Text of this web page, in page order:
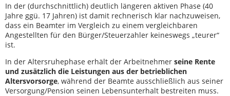
In der (durchschnittlich) deutlich längeren aktiven Phase (40
Jahre ggü. 17 Jahren) ist damit rechnerisch klar nachzuweisen,
dass ein Beamter im Vergleich zu einem vergleichbaren
Angestellten für den Bürger/Steuerzahler keineswegs „teurer“
ist.
In der Altersruhephase erhält der Arbeitnehmer seine Rente
und zusätzlich die Leistungen aus der betrieblichen
Altersvorsorge, während der Beamte ausschließlich aus seiner
Versorgung/Pension seinen Lebensunterhalt bestreiten muss.